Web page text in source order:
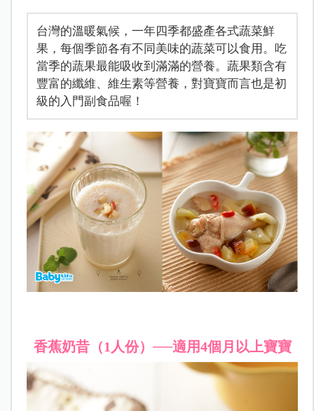
台灣的溫暖氣候，一年四季都盛產各式蔬菜鮮
果，每個季節各有不同美味的蔬菜可以食用。吃
當季的蔬果最能吸收到滿滿的營養。蔬果類含有
豐富的纖維、維生素等營養，對寶寶而言也是初
級的入門副食品喔！
香蕉奶昔（1人份）──適用4個月以上寶寶